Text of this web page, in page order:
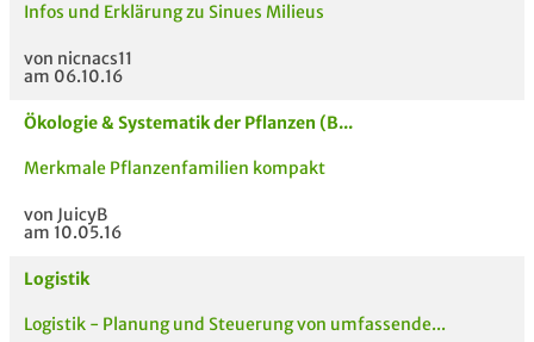
Infos und Erklärung zu Sinues Milieus
von nicnacs11
am 06.10.16
Ökologie & Systematik der Pflanzen (B...
Merkmale Pflanzenfamilien kompakt
von JuicyB
am 10.05.16
Logistik
Logistik - Planung und Steuerung von umfassende...